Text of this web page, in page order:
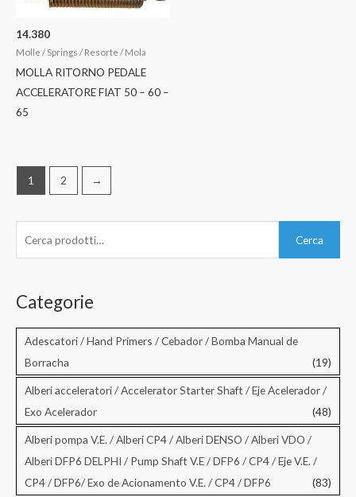
14.380
Molle / Springs / Resorte / Mola
MOLLA RITORNO PEDALE
ACCELERATORE FIAT 50 – 60 –
65
1 2 →
c
Cerca
Categorie
Adescatori / Hand Primers / Cebador / Bomba Manual de
Borracha
(19)
Alberi acceleratori / Accelerator Starter Shaft / Eje Acelerador /
Exo Acelerador
(48)
Alberi pompa V.E. / Alberi CP4 / Alberi DENSO / Alberi VDO /
Alberi DFP6 DELPHI / Pump Shaft V.E / DFP6 / CP4 / Eje V.E. /
CP4 / DFP6/ Exo de Acionamento V.E. / CP4 / DFP6
(83)